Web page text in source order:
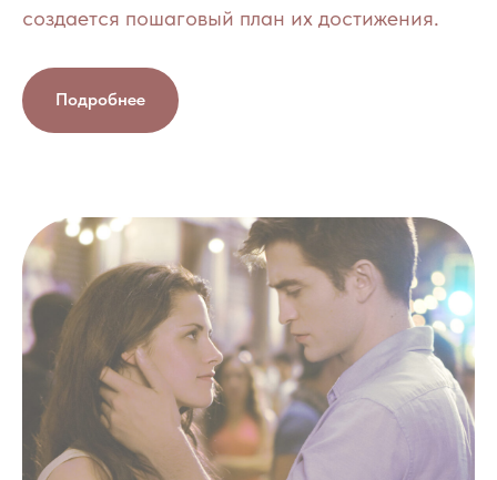
создается пошаговый план их достижения.
Подробнее